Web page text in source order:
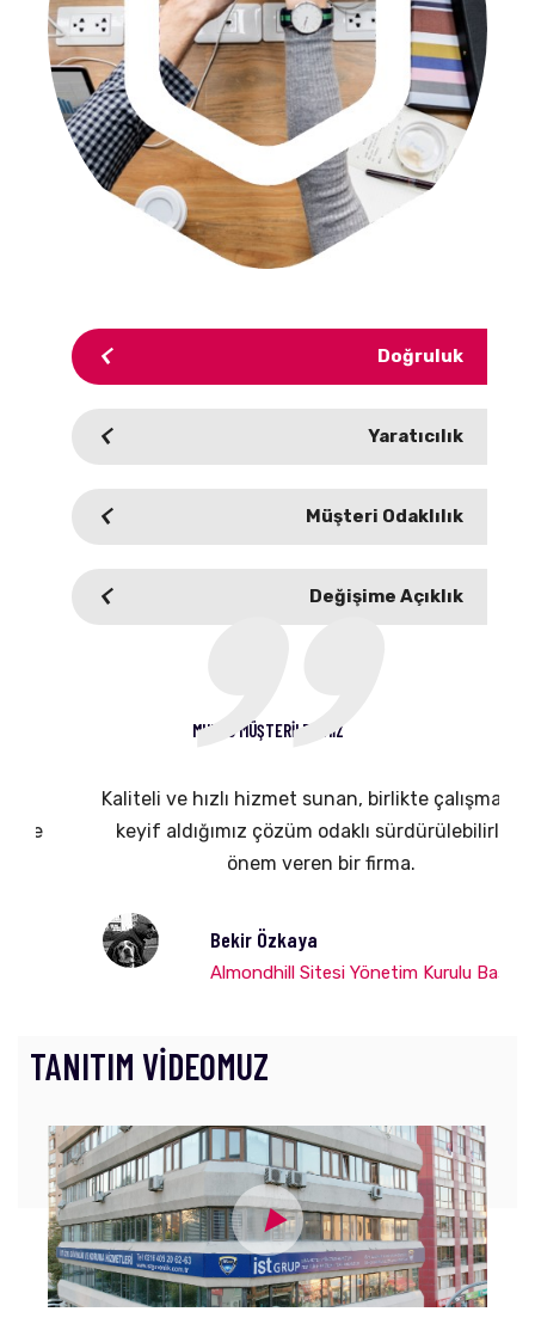
Doğruluk
Yaratıcılık
Müşteri Odaklılık
Değişime Açıklık
MUTLU MÜŞTERİLERİMİZ
Kaliteli ve hızlı hizmet sunan, birlikte çalışmaktan
keyif aldığımız çözüm odaklı sürdürülebilirliğe
önem veren bir firma.
Bekir Özkaya
Almondhill Sitesi Yönetim Kurulu Başkanı
TANITIM VİDEOMUZ